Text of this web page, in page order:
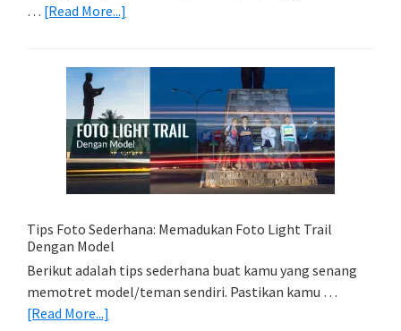
… [Read More...]
Memori
Tepat
Untuk
Kamera
Kamu
Tips Foto Sederhana: Memadukan Foto Light Trail
Dengan Model
Berikut adalah tips sederhana buat kamu yang senang
memotret model/teman sendiri. Pastikan kamu …
[Read More...]